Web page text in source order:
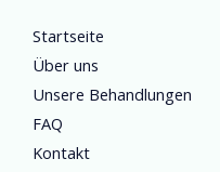
Startseite
Über uns
Unsere Behandlungen
FAQ
Kontakt